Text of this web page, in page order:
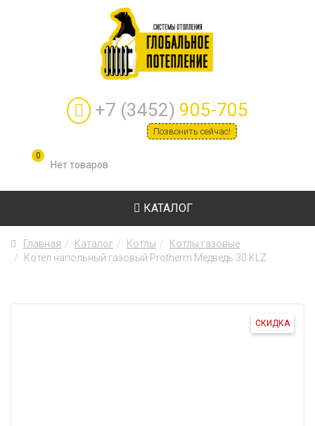
+7 (3452) 905-705
Позвонить сейчас!
0
КАТАЛОГ
Главная Каталог Котлы
Котлы газовые
Котел напольный газовый Protherm Медведь 30 KLZ
СКИДКА